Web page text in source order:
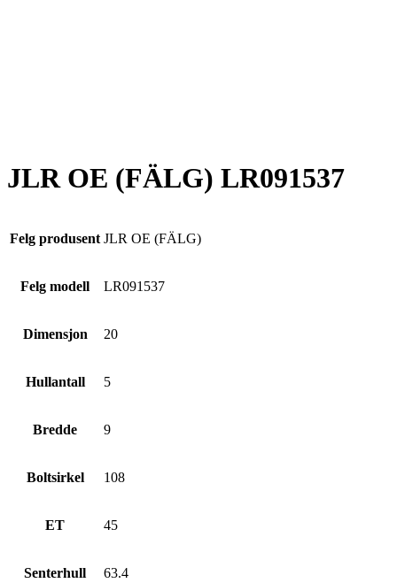
JLR OE (FÄLG) LR091537
Felg produsent JLR OE (FÄLG)
Felg modell LR091537
Dimensjon 20
Hullantall 5
Bredde 9
Boltsirkel 108
ET 45
Senterhull 63.4